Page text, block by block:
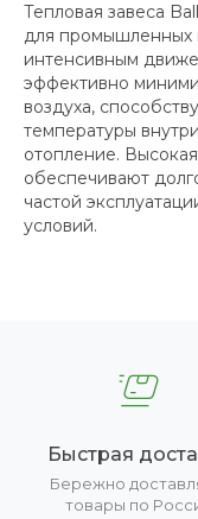
Тепловая завеса
для промышленных
интенсивным
эффективно
воздуха,
температуры
отопление.
обеспечивают
частой
условий.
Быстрая
Бережно
товары по